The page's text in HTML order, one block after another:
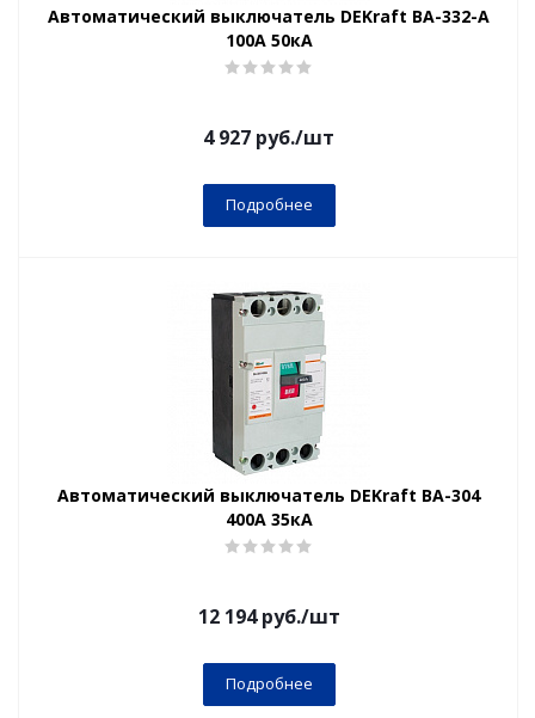
Автоматический выключатель DEKraft ВА-332-А
100А 50кА
4 927 руб./шт
Подробнее
Автоматический выключатель DEKraft ВА-304
400А 35кА
12 194руб./шт
Подробнее